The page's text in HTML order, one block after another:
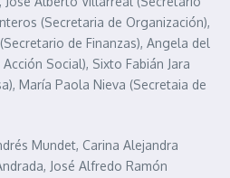
(Secretaria de Organización),
de Finanzas), Angela del
Social), Sixto Fabián Jara
María Paola Nieva (Secretaia de
Mundet, Carina Alejandra
José Alfredo Ramón